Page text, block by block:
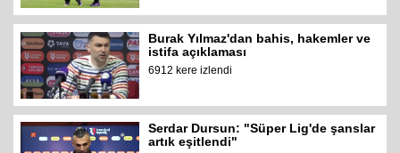
Burak Yılmaz'dan bahis, hakemler ve
istifa açıklaması
6912 kere izlendi
Serdar Dursun: "Süper Lig'de şanslar
artık eşitlendi"